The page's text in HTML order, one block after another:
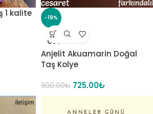
1 kalite
-19%
SOLD
OUT
Anjelit Akuamarin Doğal
Taş Kolye
900.00₺ 725.00₺